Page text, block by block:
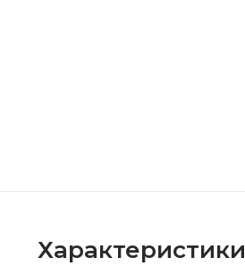
Характеристики